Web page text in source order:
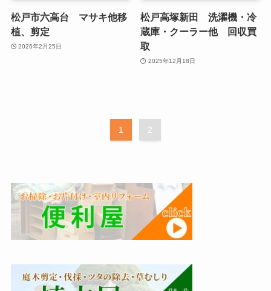
松戸市六高台 マサキ他移
植、剪定
2026年2月25日
松戸高塚新田 洗濯機・冷
蔵庫・クーラー他 回収買
取
2025年12月18日
1 2